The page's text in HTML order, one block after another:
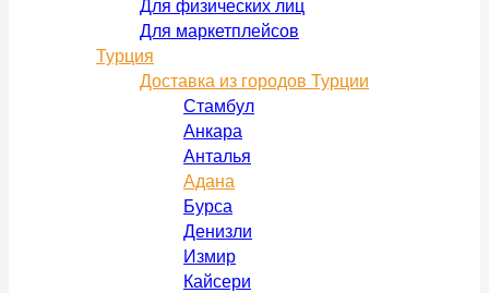
Для маркетплейсов
Турция
Доставка из городов Турции
Стамбул
Анкара
Анталья
Адана
Бурса
Денизли
Измир
Кайсери